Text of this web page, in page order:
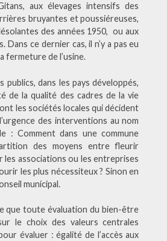
aux élevages intensifs des
bruyantes et poussiéreuses,
des années 1950, ou aux
Dans ce dernier cas, il n’y a pas eu
fermeture de l’usine.
publics, dans les pays développés,
de la qualité des cadres de la vie
les sociétés locales qui décident
des interventions au nom
: Comment dans une commune
des moyens entre fleurir
les associations ou les entreprises
les plus nécessiteux ? Sinon en
municipal.
que toute évaluation du bien-être
le choix des valeurs centrales
évaluer : égalité de l’accès aux